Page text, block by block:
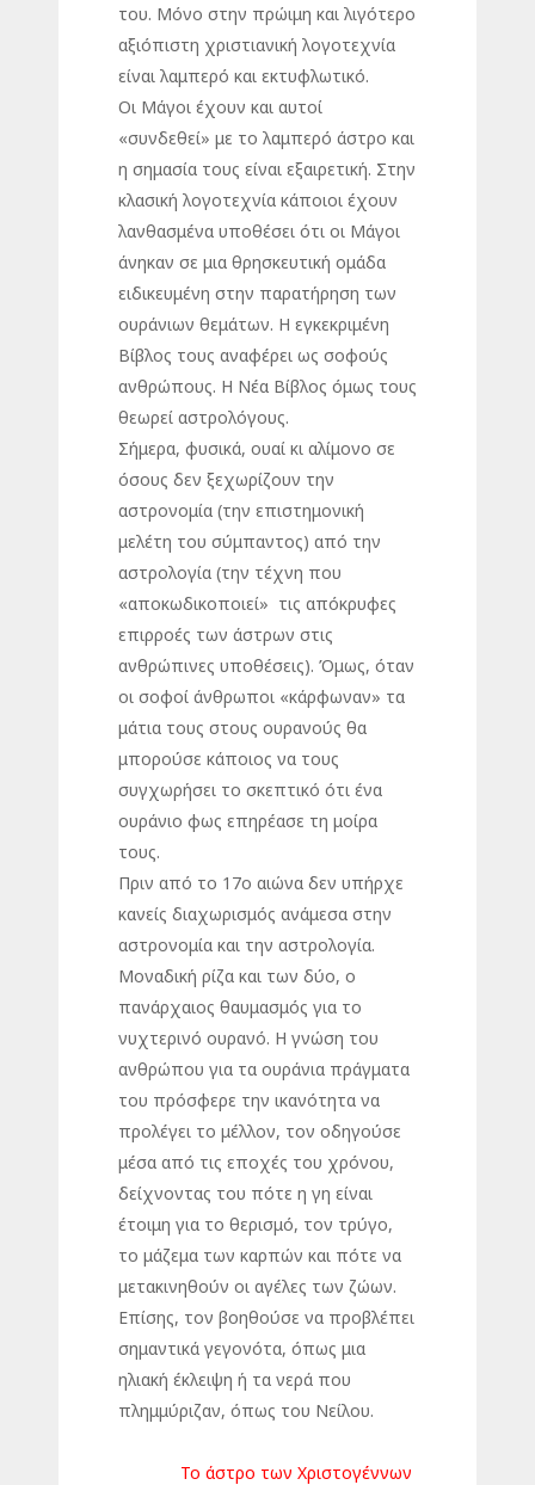
του. Μόνο στην πρώιμη και λιγότερο
αξιόπιστη χριστιανική λογοτεχνία
είναι λαμπερό και εκτυφλωτικό.
Οι Μάγοι έχουν και αυτοί
«συνδεθεί» με το λαμπερό άστρο και
η σημασία τους είναι εξαιρετική. Στην
κλασική λογοτεχνία κάποιοι έχουν
λανθασμένα υποθέσει ότι οι Μάγοι
άνηκαν σε μια θρησκευτική ομάδα
ειδικευμένη στην παρατήρηση των
ουράνιων θεμάτων. Η εγκεκριμένη
Βίβλος τους αναφέρει ως σοφούς
ανθρώπους. Η Νέα Βίβλος όμως τους
θεωρεί αστρολόγους.
Σήμερα, φυσικά, ουαί κι αλίμονο σε
όσους δεν ξεχωρίζουν την
αστρονομία (την επιστημονική
μελέτη του σύμπαντος) από την
αστρολογία (την τέχνη που
«αποκωδικοποιεί» τις απόκρυφες
επιρροές των άστρων στις
ανθρώπινες υποθέσεις). Όμως, όταν
οι σοφοί άνθρωποι «κάρφωναν» τα
μάτια τους στους ουρανούς θα
μπορούσε κάποιος να τους
συγχωρήσει το σκεπτικό ότι ένα
ουράνιο φως επηρέασε τη μοίρα
τους.
Πριν από το 17ο αιώνα δεν υπήρχε
κανείς διαχωρισμός ανάμεσα στην
αστρονομία και την αστρολογία.
Μοναδική ρίζα και των δύο, ο
πανάρχαιος θαυμασμός για το
νυχτερινό ουρανό. Η γνώση του
ανθρώπου για τα ουράνια πράγματα
του πρόσφερε την ικανότητα να
προλέγει το μέλλον, τον οδηγούσε
μέσα από τις εποχές του χρόνου,
δείχνοντας του πότε η γη είναι
έτοιμη για το θερισμό, τον τρύγο,
το μάζεμα των καρπών και πότε να
μετακινηθούν οι αγέλες των ζώων.
Επίσης, τον βοηθούσε να προβλέπει
σημαντικά γεγονότα, όπως μια
ηλιακή έκλειψη ή τα νερά που
πλημμύριζαν, όπως του Νείλου.
Το άστρο των Χριστογέννων